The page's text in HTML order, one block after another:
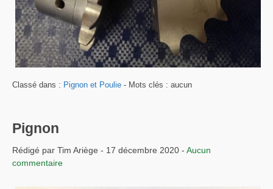
Classé dans : Pignon et Poulie - Mots clés : aucun
Pignon
Rédigé par Tim Ariège - 17 décembre 2020 - Aucun
commentaire